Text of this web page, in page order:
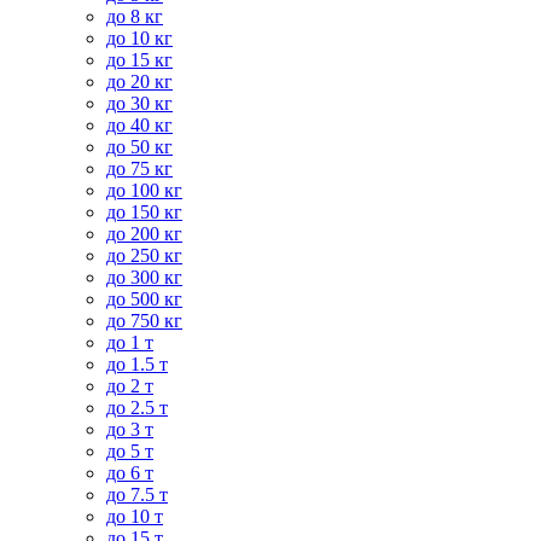
до 8 кг
до 10 кг
до 15 кг
до 20 кг
до 30 кг
до 40 кг
до 50 кг
до 75 кг
до 100 кг
до 150 кг
до 200 кг
до 250 кг
до 300 кг
до 500 кг
до 750 кг
до 1 т
до 1.5 т
до 2 т
до 2.5 т
до 3 т
до 5 т
до 6 т
до 7.5 т
до 10 т